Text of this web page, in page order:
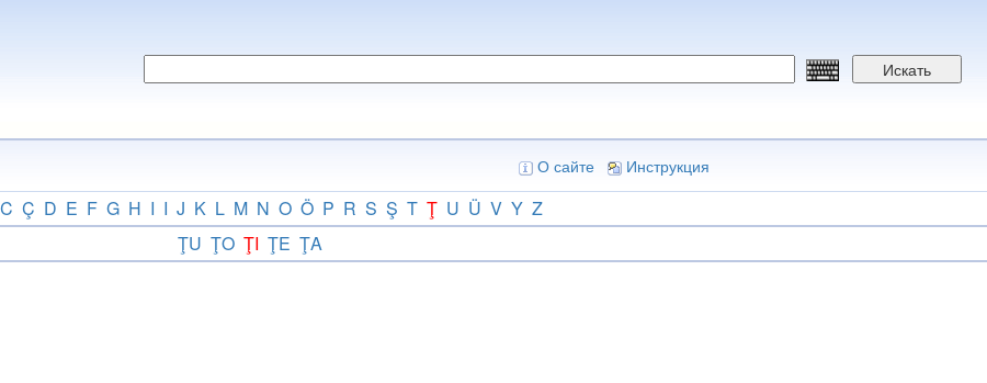
Искать
О сайте Инструкция
C Ç D E F G H I I J K L M N O Ö P R S Ş T Ţ U Ü V Y Z
ŢU ŢO ŢI ŢE ŢA